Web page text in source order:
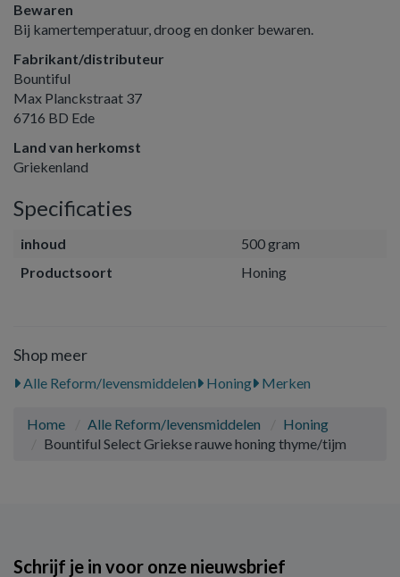
Bewaren
Bij kamertemperatuur, droog en donker bewaren.
Fabrikant/distributeur
Bountiful
Max Planckstraat 37
6716 BD Ede
Land van herkomst
Griekenland
Specificaties
inhoud
500 gram
Productsoort
Honing
Shop meer
Alle Reform/levensmiddelen Honing Merken
Home Alle Reform/levensmiddelen
Honing
Bountiful Select Griekse rauwe honing thyme/tijm
Schrijf je in voor onze nieuwsbrief